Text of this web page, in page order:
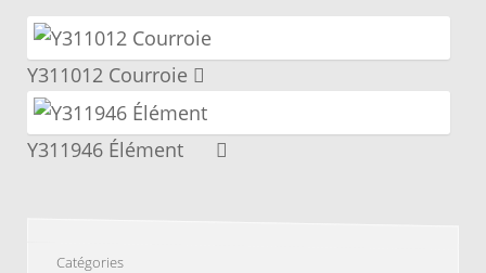
initial
était :
$195.89.
actuel
Y311012 Courroie
Y311946 Élément
Catégories